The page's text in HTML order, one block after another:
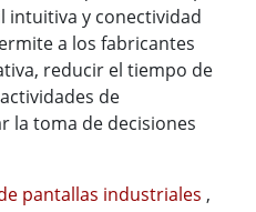
intuitiva y conectividad
a los fabricantes
reducir el tiempo de
de
la toma de decisiones
pantallas industriales ,